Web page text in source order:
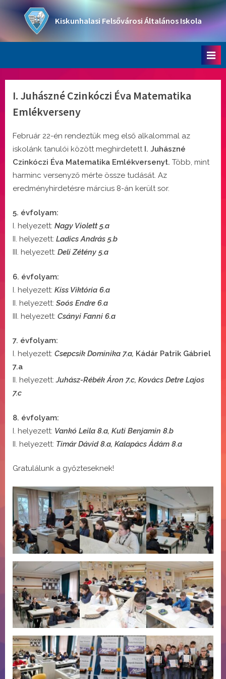
content
Kiskunhalasi Felsővárosi Általános Iskola
I. Juhászné Czinkóczi Éva Matematika
Emlékverseny
Február 22-én rendeztük meg első alkalommal az
iskolánk tanulói között meghirdetett I. Juhászné
Czinkóczi Éva Matematika Emlékversenyt. Több, mint
harminc versenyző mérte össze tudását. Az
eredményhirdetésre március 8-án került sor.
5. évfolyam:
I. helyezett: Nagy Violett 5.a
II. helyezett: Ladics András 5.b
III. helyezett: Deli Zétény 5.a
6. évfolyam:
I. helyezett: Kiss Viktória 6.a
II. helyezett: Soós Endre 6.a
III. helyezett: Csányi Fanni 6.a
7. évfolyam:
I. helyezett: Csepcsik Dominika 7.a, Kádár Patrik Gábriel
7.a
II. helyezett:Juhász-Rébék Áron 7.c, Kovács Detre Lajos
7.c
8. évfolyam:
I. helyezett: Vankó Leila 8.a, Kuti Benjamin 8.b
II. helyezett: Timár Dávid 8.a, Kalapács Ádám 8.a
Gratulálunk a győzteseknek!